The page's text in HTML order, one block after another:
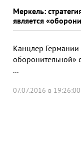
Меркель:
является
Канцлер Германии
оборонительной»
...
07.07.2016 в 19:26:00